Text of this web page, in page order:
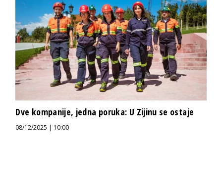
Dve kompanije, jedna poruka: U Zijinu se ostaje
08/12/2025 | 10:00